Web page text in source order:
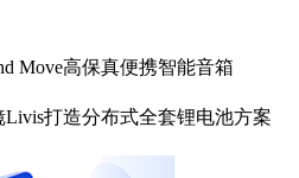
Move高保真便携智能音箱
打造分布式全套锂电池方案